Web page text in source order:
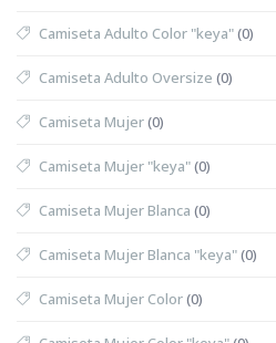
Camiseta Adulto Color "keya"(0)
Camiseta Adulto Oversize (0)
Camiseta Mujer(0)
Camiseta Mujer "keya"(0)
Camiseta Mujer Blanca (0)
Camiseta Mujer Blanca "keya"(0)
Camiseta Mujer Color(0)